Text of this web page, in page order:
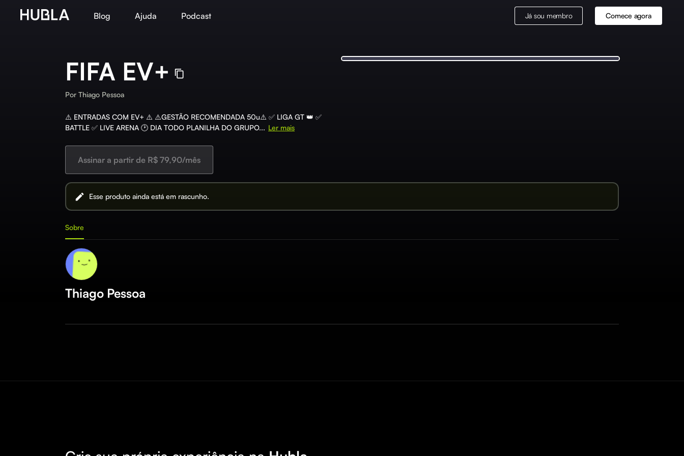
Blog Ajuda Podcast Já sou membro Comece agora
FIFA EV+
Por Thiago Pessoa
⚠️ ENTRADAS COM EV+ ⚠️ ⚠️GESTÃO RECOMENDADA 50u⚠️ ✅ LIGA GT 👑 ✅
BATTLE ✅ LIVE ARENA 🕑 DIA TODO PLANILHA DO GRUPO... Ler mais
Assinar a partir de R$ 79,90/mês
Esse produto ainda está em rascunho.
Sobre
Thiago Pessoa